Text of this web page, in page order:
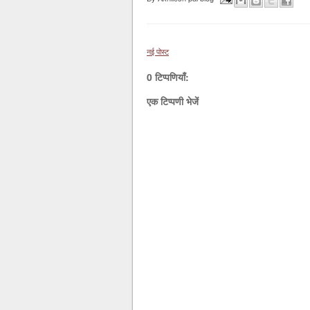
नई पोस्ट
0 टिप्पणियाँ:
एक टिप्पणी भेजें